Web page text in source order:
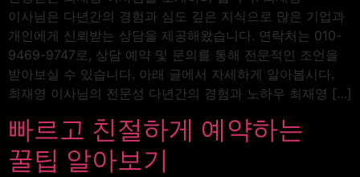
이사님은 다년간의 경험과 심도 깊은 지식으로 많은 기업과
개인에게 신뢰받는 상담을 제공해왔습니다. 연락처는 010-
9469-9747로, 상담 예약 및 문의를 통해 전문적인 조언을
받아보실 수 있습니다. 아래 글에서 자세하게 알아봅시다.
최재영 이사님의 전문성 다년간의 경험과 노하우 최재영 […]
빠르고 친절하게 예약하는
꿀팁 알아보기